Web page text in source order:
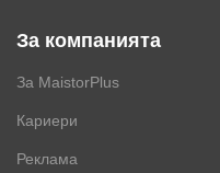
За компанията
За MaistorPlus
Кариери
Реклама